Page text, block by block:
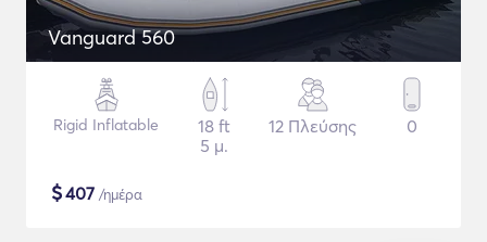
Vanguard 560
Rigid Inflatable
18 ft
5 μ.
12 Πλεύσης 0
$407 /ημέρα